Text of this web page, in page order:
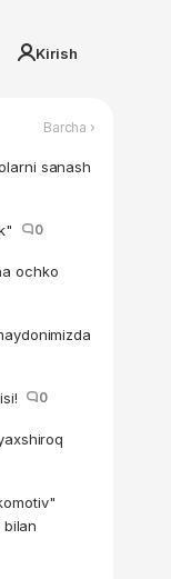
Kirish
Barcha ›
sanash
0
ochko
0